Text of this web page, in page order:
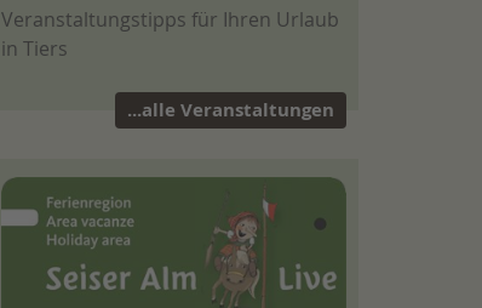
Veranstaltungstipps für Ihren Urlaub
in Tiers
...alle Veranstaltungen